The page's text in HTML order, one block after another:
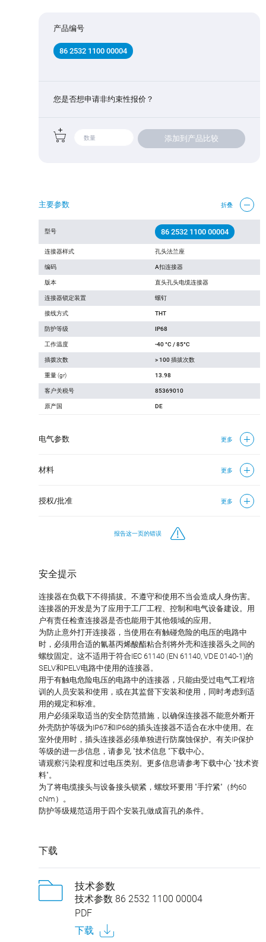
产品编号
86 2532 1100 00004
您是否想申请非约束性报价？
添加到产品比较
主要参数 折叠
型号 86 2532 1100 00004
连接器样式 孔头法兰座
编码 A扣连接器
版本 直头孔头电缆连接器
连接器锁定装置 螺钉
接线方式 THT
防护等级 IP68
工作温度 -40 °C / 85°C
插拨次数 > 100 插拔次数
重量 (gr) 13.98
客户关税号 85369010
原产国 DE
电气参数 更多
材料 更多
授权/批准 更多
报告这一页的错误
安全提示
连接器在负载下不得插拔。不遵守和使用不当会造成人身伤害。
连接器的开发是为了应用于工厂工程、控制和电气设备建设。用
户有责任检查连接器是否也能用于其他领域的应用。
为防止意外打开连接器，当使用在有触碰危险的电压的电路中
时，必须用合适的氰基丙烯酸酯粘合剂将外壳和连接器头之间的
螺纹固定。这不适用于符合IEC 61140 (EN 61140, VDE 0140-1)的
SELV和PELV电路中使用的连接器。
用于有触电危险电压的电路中的连接器，只能由受过电气工程培
训的人员安装和使用，或在其监督下安装和使用，同时考虑到适
用的规定和标准。
用户必须采取适当的安全防范措施，以确保连接器不能意外断开
外壳防护等级为IP67和IP68的插头连接器不适合在水中使用。在
室外使用时，插头连接器必须单独进行防腐蚀保护。有关IP保护
等级的进一步信息，请参见 "技术信息 "下载中心。
请观察污染程度和过电压类别。更多信息请参考下载中心 "技术资
料"。
为了将电缆接头与设备接头锁紧，螺纹环要用 "手拧紧"（约60
cNm）。
防护等级规范适用于四个安装孔做成盲孔的条件。
下载
技术参数
技术参数 86 2532 1100 00004
PDF
下载